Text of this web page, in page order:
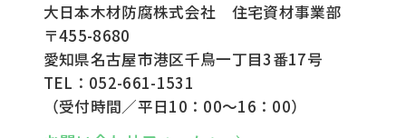
大日本木材防腐株式会社 住宅資材事業部
〒455-8680
愛知県名古屋市港区千鳥一丁目3番17号
TEL：052-661-1531
（受付時間／平日10：00～16：00）